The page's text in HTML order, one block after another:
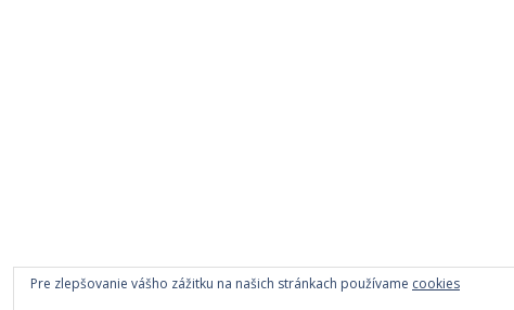
Pre zlepšovanie vášho zážitku na našich stránkach používame cookies